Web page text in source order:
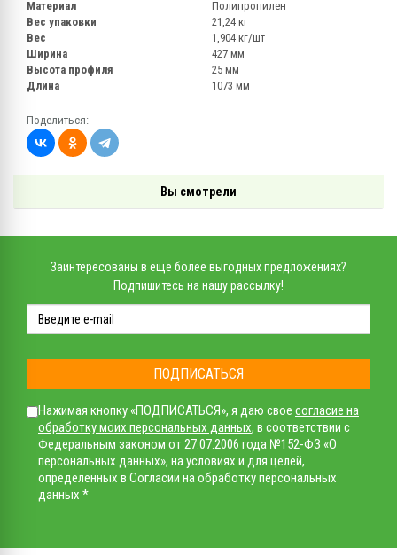
Материал
Полипропилен
Вес упаковки
21,24 кг
Вес
1,904 кг/шт
Ширина
427 мм
Высота профиля
25 мм
Длина
1073 мм
Поделиться:
Вы смотрели
Заинтересованы в еще более выгодных предложениях?
Подпишитесь на нашу рассылку!
ПОДПИСАТЬСЯ
Нажимая кнопку «ПОДПИСАТЬСЯ», я даю свое согласие на
обработку моих персональных данных, в соответствии с
Федеральным законом от 27.07.2006 года №152-ФЗ «О
персональных данных», на условиях и для целей,
определенных в Согласии на обработку персональных
данных *